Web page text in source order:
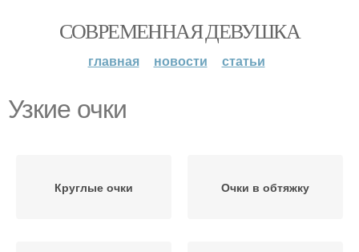
СОВРЕМЕННАЯ ДЕВУШКА
главная новости статьи
Узкие очки
Круглые очки Очки в обтяжку